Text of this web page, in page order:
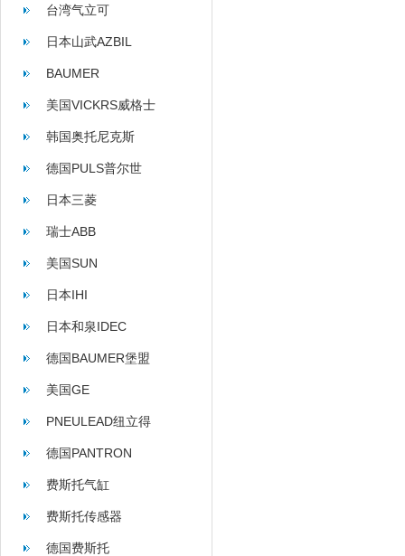
台湾气立可
日本山武AZBIL
BAUMER
美国VICKRS威格士
韩国奥托尼克斯
AUTONICS
德国PULS普尔世
日本三菱
瑞士ABB
美国SUN
日本IHI
日本和泉IDEC
德国BAUMER堡盟
美国GE
PNEULEAD纽立得
德国PANTRON
费斯托气缸
费斯托传感器
德国费斯托